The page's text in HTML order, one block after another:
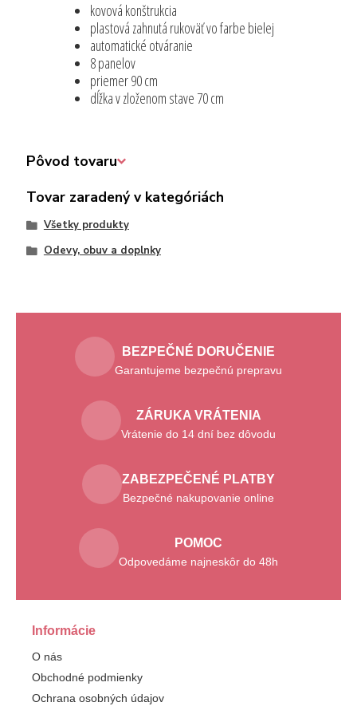
kovová konštrukcia
plastová zahnutá rukoväť vo farbe bielej
automatické otváranie
8 panelov
priemer 90 cm
dĺžka v zloženom stave 70 cm
Pôvod tovaru
Tovar zaradený v kategóriách
Všetky produkty
Odevy, obuv a doplnky
BEZPEČNÉ DORUČENIE
Garantujeme bezpečnú prepravu
ZÁRUKA VRÁTENIA
Vrátenie do 14 dní bez dôvodu
ZABEZPEČENÉ PLATBY
Bezpečné nakupovanie online
POMOC
Odpovedáme najneskôr do 48h
Informácie
O nás
Obchodné podmienky
Ochrana osobných údajov